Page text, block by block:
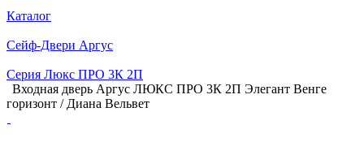
Каталог
Сейф-Двери Аргус
Серия Люкс ПРО 3К 2П
Входная дверь Аргус ЛЮКС ПРО 3К 2П Элегант Венге
горизонт / Диана Вельвет